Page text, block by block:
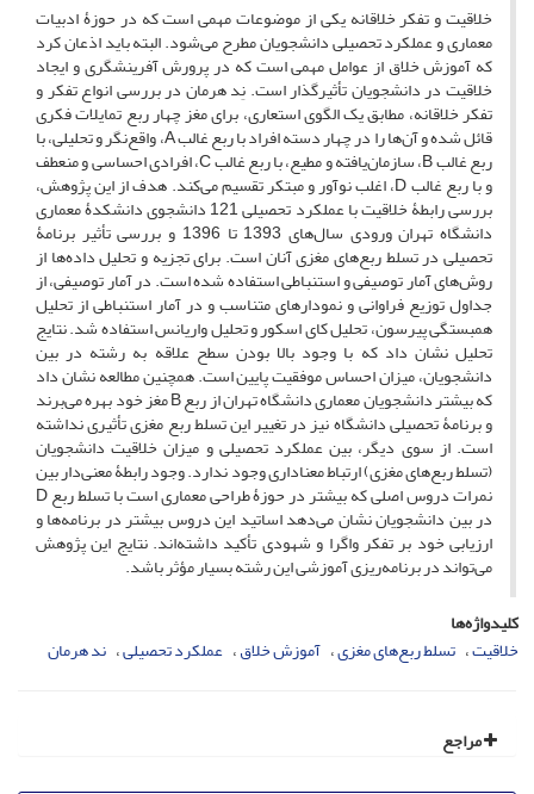
خلاقیت و تفکر خلاقانه یکی از موضوعات مهمی است که در حوزۀ ادبیات
معماری و عملکرد تحصیلی دانشجویان مطرح می‌شود. البته باید اذعان کرد
که آموزش خلاق از عوامل مهمی است که در پرورش آفرینشگری و ایجاد
خلاقیت در دانشجویان تأثیرگذار است. نِد هرمان در بررسی انواع تفکر و
تفکر خلاقانه، مطابق یک الگوی استعاری، برای مغز چهار ربع تمایلات فکری
قائل شده و آن‌ها را در چهار دسته افراد با ربع غالب A، واقع‌نگر و تحلیلی، با
ربع غالب B، سازمان‌یافته و مطیع، با ربع غالب C، افرادی احساسی و منعطف
و با ربع غالب D، اغلب نوآور و مبتکر تقسیم می‌کند. هدف از این پژوهش،
بررسی رابطۀ خلاقیت با عملکرد تحصیلی 121 دانشجوی دانشکدۀ معماری
دانشگاه تهران ورودی سال‌های 1393 تا 1396 و بررسی تأثیر برنامۀ
تحصیلی در تسلط ربع‌های مغزی آنان است. برای تجزیه و تحلیل داده‌ها از
روش‌های آمار توصیفی و استنباطی استفاده شده است. در آمار توصیفی، از
جداول توزیع فراوانی و نمودارهای متناسب و در آمار استنباطی از تحلیل
همبستگی پیرسون، تحلیل کای اسکور و تحلیل واریانس استفاده شد. نتایج
تحلیل نشان داد که با وجود بالا بودن سطح علاقه به رشته در بین
دانشجویان، میزان احساس موفقیت پایین است. همچنین مطالعه نشان داد
که بیشتر دانشجویان معماری دانشگاه تهران از ربع B مغز خود بهره می‌برند
و برنامۀ تحصیلی دانشگاه نیز در تغییر این تسلط ربع مغزی تأثیری نداشته
است. از سوی دیگر، بین عملکرد تحصیلی و میزان خلاقیت دانشجویان
(تسلط ربع‌های مغزی) ارتباط معناداری وجود ندارد. وجود رابطۀ معنی‌دار بین
نمرات دروس اصلی که بیشتر در حوزۀ طراحی معماری است با تسلط ربع D
در بین دانشجویان نشان می‌دهد اساتید این دروس بیشتر در برنامه‌ها و
ارزیابی خود بر تفکر واگرا و شهودی تأکید داشته‎‌اند. نتایج این پژوهش
می‌تواند در برنامه‌ریزی آموزشی این رشته بسیار مؤثر باشد.
کلیدواژه‌ها
خلاقیت تسلط ربع‌های مغزی آموزش خلاق عملکرد تحصیلی ند هرمان
مراجع